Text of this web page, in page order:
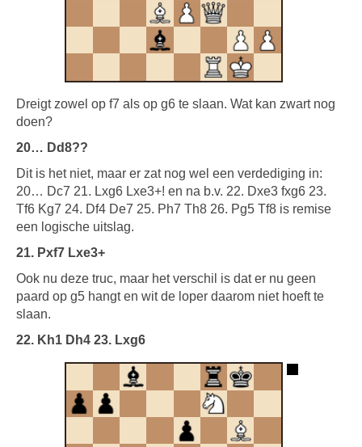
Dreigt zowel op f7 als op g6 te slaan. Wat kan zwart nog
doen?
20… Dd8??
Dit is het niet, maar er zat nog wel een verdediging in:
20… Dc7 21. Lxg6 Lxe3+! en na b.v. 22. Dxe3 fxg6 23.
Tf6 Kg7 24. Df4 De7 25. Ph7 Th8 26. Pg5 Tf8 is remise
een logische uitslag.
21. Pxf7 Lxe3+
Ook nu deze truc, maar het verschil is dat er nu geen
paard op g5 hangt en wit de loper daarom niet hoeft te
slaan.
22. Kh1 Dh4 23. Lxg6